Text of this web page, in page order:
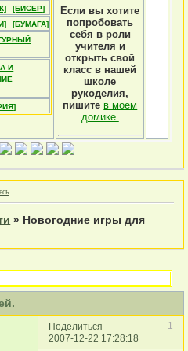
[БИСЕР]
[БУМАГА]
И
Если вы хотите
попробовать
себя в роли
учителя и
открыть свой
класс в нашей
школе
рукоделия,
пишите в моем
домике
» Новогодние игры для
Поделиться
1
2007-12-22 17:28:18